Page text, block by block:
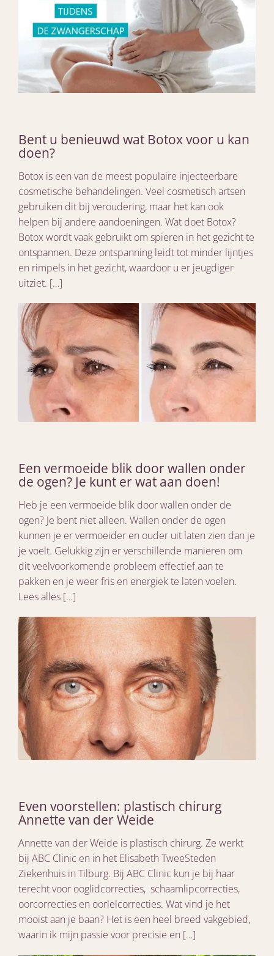
Bent u benieuwd wat Botox voor u kan
doen?
Botox is een van de meest populaire injecteerbare
cosmetische behandelingen. Veel cosmetisch artsen
gebruiken dit bij veroudering, maar het kan ook
helpen bij andere aandoeningen. Wat doet Botox?
Botox wordt vaak gebruikt om spieren in het gezicht te
ontspannen. Deze ontspanning leidt tot minder lijntjes
en rimpels in het gezicht, waardoor u er jeugdiger
uitziet. […]
Een vermoeide blik door wallen onder
de ogen? Je kunt er wat aan doen!
Heb je een vermoeide blik door wallen onder de
ogen? Je bent niet alleen. Wallen onder de ogen
kunnen je er vermoeider en ouder uit laten zien dan je
je voelt. Gelukkig zijn er verschillende manieren om
dit veelvoorkomende probleem effectief aan te
pakken en je weer fris en energiek te laten voelen.
Lees alles […]
Even voorstellen: plastisch chirurg
Annette van der Weide
Annette van der Weide is plastisch chirurg. Ze werkt
bij ABC Clinic en in het Elisabeth TweeSteden
Ziekenhuis in Tilburg. Bij ABC Clinic kun je bij haar
terecht voor ooglidcorrecties, schaamlipcorrecties,
oorcorrecties en oorlelcorrecties. Wat vind je het
mooist aan je baan? Het is een heel breed vakgebied,
waarin ik mijn passie voor precisie en […]